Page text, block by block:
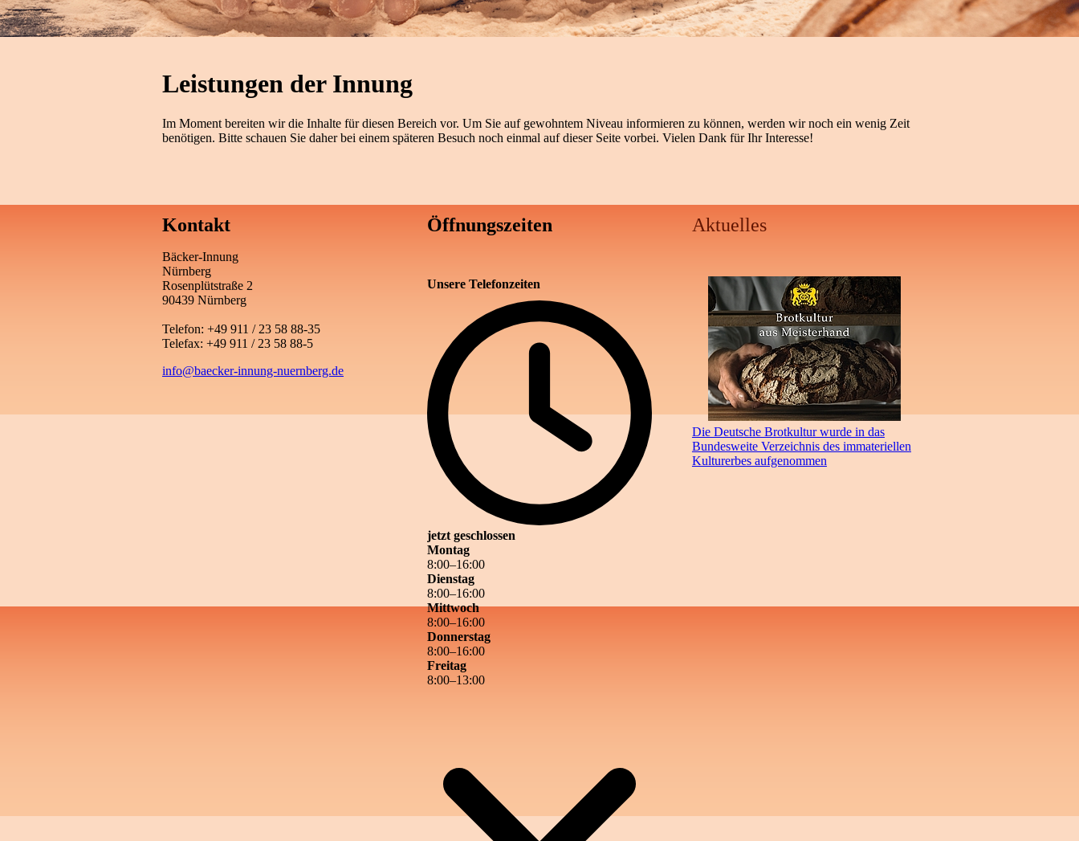
Leistungen der Innung
Im Moment bereiten wir die Inhalte für diesen Bereich vor. Um Sie auf gewohntem Niveau informieren zu können, werden wir noch ein wenig Zeit
benötigen. Bitte schauen Sie daher bei einem späteren Besuch noch einmal auf dieser Seite vorbei. Vielen Dank für Ihr Interesse!
Kontakt
Bäcker-Innung
Nürnberg
Rosenplütstraße 2
90439 Nürnberg
Telefon: +49 911 / 23 58 88-35
Telefax: +49 911 / 23 58 88-5
info@baecker-innung-nuernberg.de
Öffnungszeiten
Unsere Telefonzeiten
jetzt geschlossen
Montag
8:00–16:00
Dienstag
8:00–16:00
Mittwoch
8:00–16:00
Donnerstag
8:00–16:00
Freitag
8:00–13:00
Aktuelles
Die Deutsche Brotkultur wurde in das
Bundesweite Verzeichnis des immateriellen
Kulturerbes aufgenommen